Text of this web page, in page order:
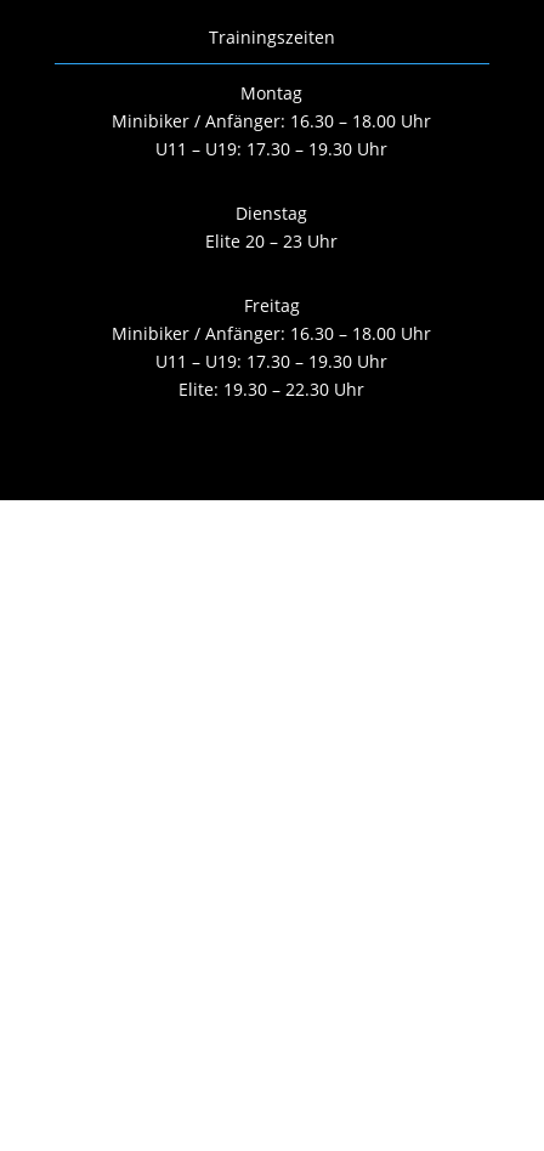
Trainingszeiten
Montag
Minibiker / Anfänger: 16.30 – 18.00 Uhr
U11 – U19: 17.30 – 19.30 Uhr
Dienstag
Elite 20 – 23 Uhr
Freitag
Minibiker / Anfänger: 16.30 – 18.00 Uhr
U11 – U19: 17.30 – 19.30 Uhr
Elite: 19.30 – 22.30 Uhr